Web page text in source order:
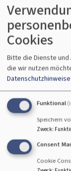
So, 20.9. 10 Uhr
Back to Church-
Pfr. Jürgen Singer
Kulmbach
So, 20.9. 10:30 Uhr
Gottesdienst
Ev.-luth.
So, 20.9. 10:30 Uhr
Cookies
Bitte die Dienste
die wir nutzen
Datenschutzhinweise
Funktional
Speichern
Zweck:
Consent
Cookie